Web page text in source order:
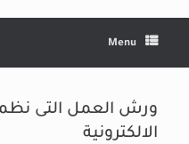
Menu
ورش العمل التى
الالكترونية